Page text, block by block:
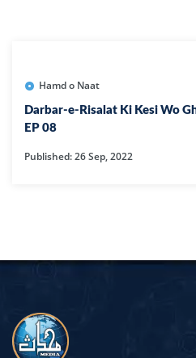
Hamd o Naat
Darbar-e-Risalat Ki Kesi Wo
EP 08
Published: 26 Sep, 2022